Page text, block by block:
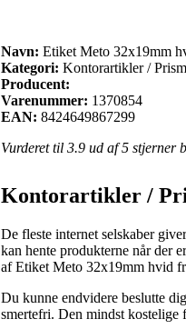
Navn: Etiket Meto 32x19mm
Kategori: Kontorartikler /
Producent:
Varenummer: 1370854
EAN: 8424649867299
Vurderet til 3.9 ud af 5 stjerner
Kontorartikler /
De fleste internet selskaber
kan hente produkterne når der
af Etiket Meto 32x19mm hvid
Du kunne endvidere beslutte
smertefri. Den mindst kostelige